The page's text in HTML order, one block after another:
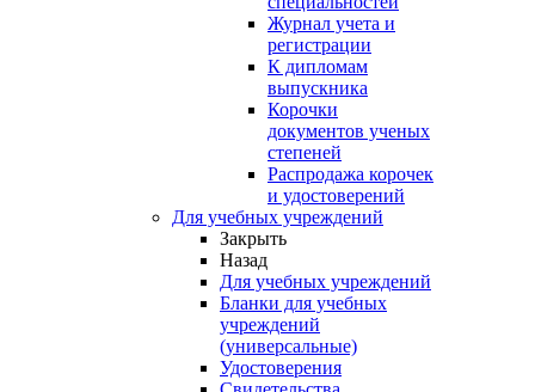
Журнал учета и
регистрации
К дипломам
выпускника
Корочки
документов ученых
степеней
Распродажа корочек
и удостоверений
Для учебных учреждений
Закрыть
Назад
Для учебных учреждений
Бланки для учебных
учреждений
(универсальные)
Удостоверения